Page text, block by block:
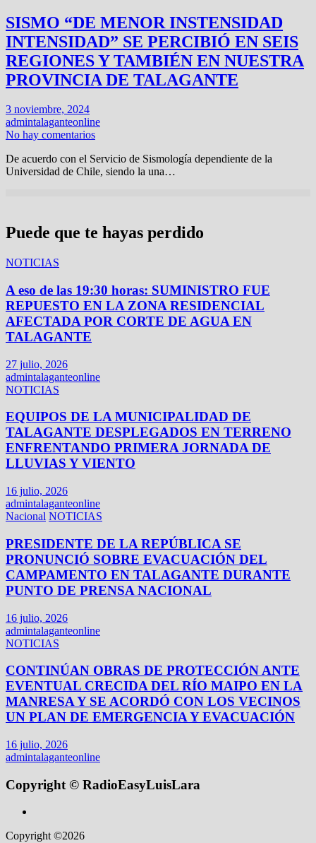
SISMO “DE MENOR INSTENSIDAD
INTENSIDAD” SE PERCIBIÓ EN SEIS
REGIONES Y TAMBIÉN EN NUESTRA
PROVINCIA DE TALAGANTE
3 noviembre, 2024
admintalaganteonline
No hay comentarios
De acuerdo con el Servicio de Sismología dependiente de la
Universidad de Chile, siendo la una…
Puede que te hayas perdido
NOTICIAS
A eso de las 19:30 horas: SUMINISTRO FUE
REPUESTO EN LA ZONA RESIDENCIAL
AFECTADA POR CORTE DE AGUA EN
TALAGANTE
27 julio, 2026
admintalaganteonline
NOTICIAS
EQUIPOS DE LA MUNICIPALIDAD DE
TALAGANTE DESPLEGADOS EN TERRENO
ENFRENTANDO PRIMERA JORNADA DE
LLUVIAS Y VIENTO
16 julio, 2026
admintalaganteonline
Nacional NOTICIAS
PRESIDENTE DE LA REPÚBLICA SE
PRONUNCIÓ SOBRE EVACUACIÓN DEL
CAMPAMENTO EN TALAGANTE DURANTE
PUNTO DE PRENSA NACIONAL
16 julio, 2026
admintalaganteonline
NOTICIAS
CONTINÚAN OBRAS DE PROTECCIÓN ANTE
EVENTUAL CRECIDA DEL RÍO MAIPO EN LA
MANRESA Y SE ACORDÓ CON LOS VECINOS
UN PLAN DE EMERGENCIA Y EVACUACIÓN
16 julio, 2026
admintalaganteonline
Copyright © RadioEasyLuisLara
Copyright ©2026